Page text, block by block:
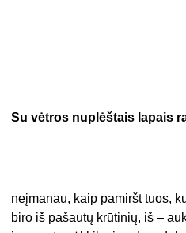
Su vėtros nuplėštais lapais
neįmanau, kaip pamiršt tuos,
biro iš pašautų krūtinių, iš –